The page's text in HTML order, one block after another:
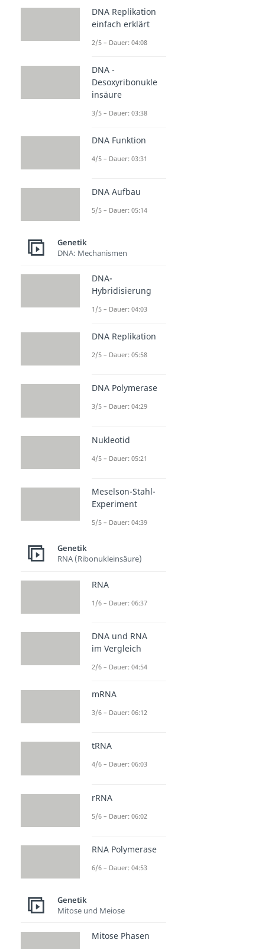
DNA Replikation
einfach erklärt
2/5 – Dauer: 04:08
DNA -
Desoxyribonukle
insäure
3/5 – Dauer: 03:38
DNA Funktion
4/5 – Dauer: 03:31
DNA Aufbau
5/5 – Dauer: 05:14
Genetik
DNA: Mechanismen
DNA-
Hybridisierung
1/5 – Dauer: 04:03
DNA Replikation
2/5 – Dauer: 05:58
DNA Polymerase
3/5 – Dauer: 04:29
Nukleotid
4/5 – Dauer: 05:21
Meselson-Stahl-
Experiment
5/5 – Dauer: 04:39
Genetik
RNA (Ribonukleinsäure)
RNA
1/6 – Dauer: 06:37
DNA und RNA
im Vergleich
2/6 – Dauer: 04:54
mRNA
3/6 – Dauer: 06:12
tRNA
4/6 – Dauer: 06:03
rRNA
5/6 – Dauer: 06:02
RNA Polymerase
6/6 – Dauer: 04:53
Genetik
Mitose und Meiose
Mitose Phasen